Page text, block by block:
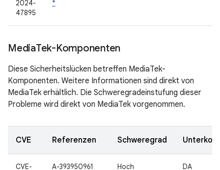
2024-
47895
*
MediaTek-Komponenten
Diese Sicherheitslücken betreffen MediaTek-
Komponenten. Weitere Informationen sind direkt von
MediaTek erhältlich. Die Schweregradeinstufung dieser
Probleme wird direkt von MediaTek vorgenommen.
CVE Referenzen Schweregrad
CVE-
A-393950961
Hoch DA